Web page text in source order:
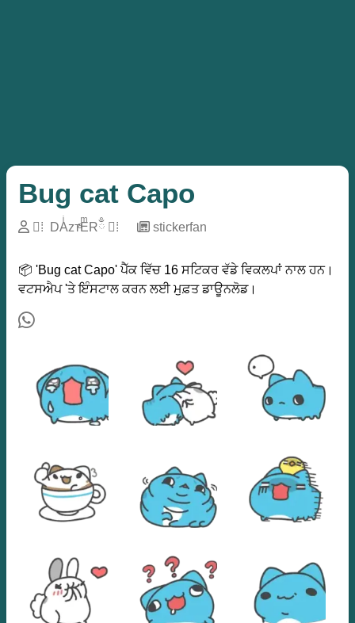
Bug cat Capo
️⃢⁞ ️ DAͥzтͣEͫRྃ ️⃢⁞ ️ stickerfan
📦 'Bug cat Capo' ਪੈੱਕ ਵਿੱਚ 16 ਸਟਿਕਰ ਵੱਡੇ ਵਿਕਲਪਾਂ ਨਾਲ ਹਨ।
ਵਟਸਐਪ 'ਤੇ ਇੰਸਟਾਲ ਕਰਨ ਲਈ ਮੁਫ਼ਤ ਡਾਊਨਲੋਡ।